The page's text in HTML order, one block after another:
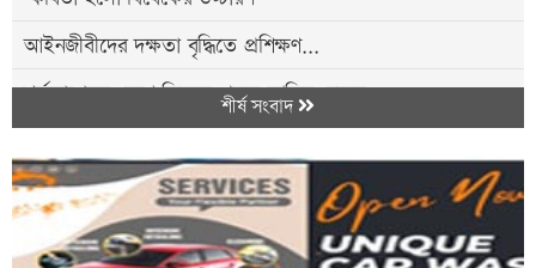
আইনজীবীদের দক্ষতা বৃদ্ধিতে প্রশিক্ষণ...
শর্তসাপেক্ষে দেশে ফিরতে প্রস্তুত সাকিব, হবেন...
এমপিওভুক্ত অবসরপ্রাপ্ত শিক্ষক-কর্মচারীদের...
১৪ বছরের শিক্ষার্থীর গুলিতে নি হ ত স্কুলের...
শীর্ষ সংবাদ